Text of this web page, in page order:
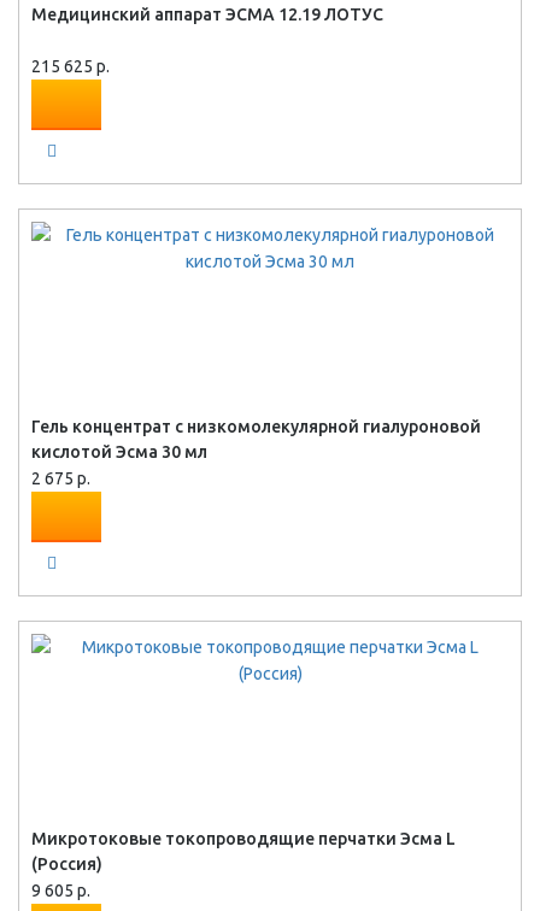
Медицинский аппарат ЭСМА 12.19 ЛОТУС
215 625 р.
Гель концентрат с низкомолекулярной гиалуроновой
кислотой Эсма 30 мл
2 675 р.
Микротоковые токопроводящие перчатки Эсма L
(Россия)
9 605 р.